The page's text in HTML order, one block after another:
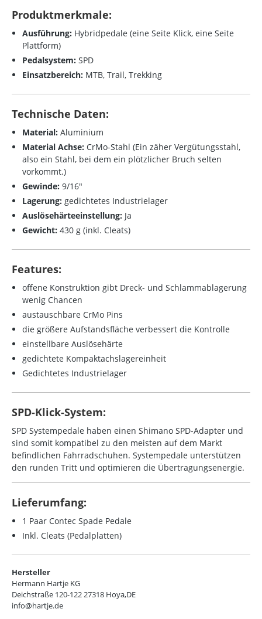
Produktmerkmale:
Ausführung: Hybridpedale (eine Seite Klick, eine Seite
Plattform)
Pedalsystem: SPD
Einsatzbereich: MTB, Trail, Trekking
Technische Daten:
Material: Aluminium
Material Achse: CrMo-Stahl (Ein zäher Vergütungsstahl,
also ein Stahl, bei dem ein plötzlicher Bruch selten
vorkommt.)
Gewinde: 9/16"
Lagerung: gedichtetes Industrielager
Auslösehärteeinstellung: Ja
Gewicht: 430 g (inkl. Cleats)
Features:
offene Konstruktion gibt Dreck- und Schlammablagerung
wenig Chancen
austauschbare CrMo Pins
die größere Aufstandsfläche verbessert die Kontrolle
einstellbare Auslösehärte
gedichtete Kompaktachslagereinheit
Gedichtetes Industrielager
SPD-Klick-System:
SPD Systempedale haben einen Shimano SPD-Adapter und
sind somit kompatibel zu den meisten auf dem Markt
befindlichen Fahrradschuhen. Systempedale unterstützen
den runden Tritt und optimieren die Übertragungsenergie.
Lieferumfang:
1 Paar Contec Spade Pedale
Inkl. Cleats (Pedalplatten)
Hersteller
Hermann Hartje KG
Deichstraße 120-122 27318 Hoya,DE
info@hartje.de